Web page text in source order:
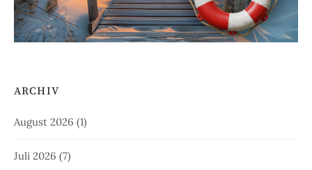
ARCHIV
August 2026 (1)
Juli 2026 (7)